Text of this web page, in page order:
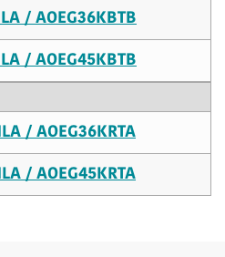
/ AOEG36KBTB
/ AOEG45KBTB
/ AOEG36KRTA
/ AOEG45KRTA